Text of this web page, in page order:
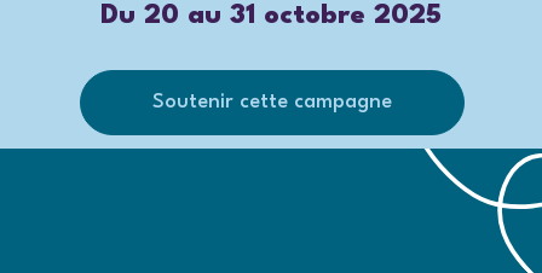
Du 20 au 31 octobre 2025
Soutenir cette campagne